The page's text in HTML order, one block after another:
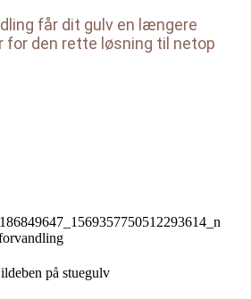
får dit gulv en længere
for den rette løsning til netop
på stuegulv